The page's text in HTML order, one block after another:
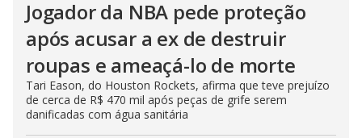
Jogador da NBA pede proteção
após acusar a ex de destruir
roupas e ameaçá-lo de morte
Tari Eason, do Houston Rockets, afirma que teve prejuízo
de cerca de R$ 470 mil após peças de grife serem
danificadas com água sanitária